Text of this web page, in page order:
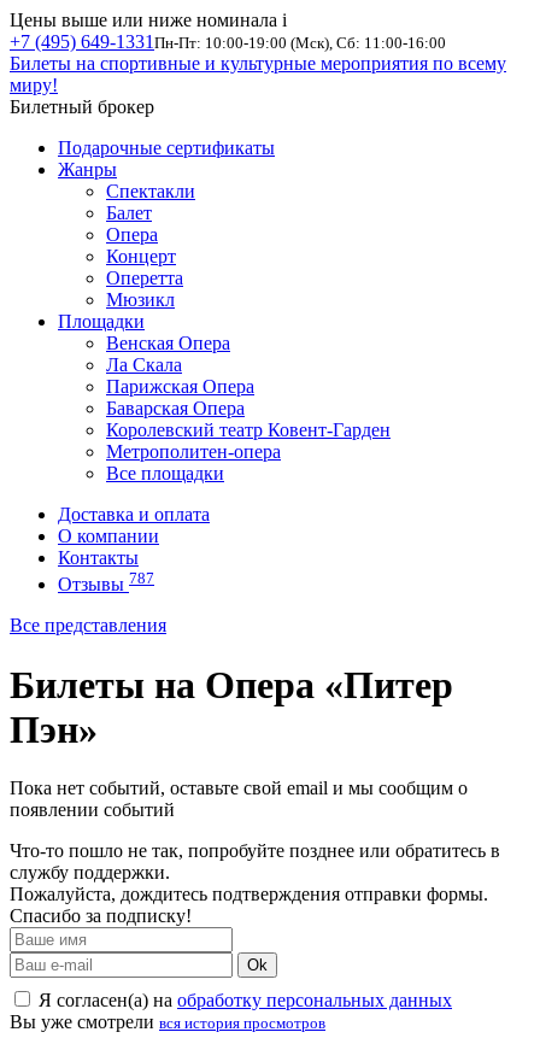
Цены выше или ниже номинала i
+7 (495) 649-1331 Пн-Пт: 10:00-19:00 (Мск), Сб: 11:00-16:00
Билеты на спортивные и культурные мероприятия по всему
миру!
Билетный брокер
Подарочные сертификаты
Жанры
Спектакли
Балет
Опера
Концерт
Оперетта
Мюзикл
Площадки
Венская Опера
Ла Скала
Парижская Опера
Баварская Опера
Королевский театр Ковент-Гарден
Метрополитен-опера
Все площадки
Доставка и оплата
О компании
Контакты
Отзывы 787
Все представления
Билеты на Опера «Питер
Пэн»
Пока нет событий, оставьте свой email и мы сообщим о
появлении событий
Что-то пошло не так, попробуйте позднее или обратитесь в
службу поддержки.
Пожалуйста, дождитесь подтверждения отправки формы.
Спасибо за подписку!
Ok
Я согласен(а) на обработку персональных данных
Вы уже смотрели вся история просмотров